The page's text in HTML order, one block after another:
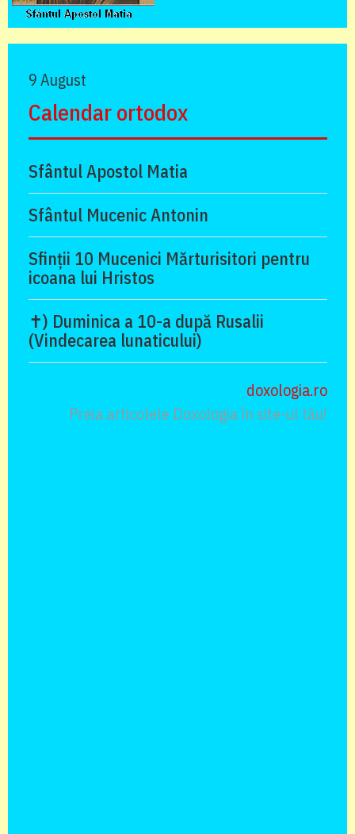
9 August
Calendar ortodox
Sfântul Apostol Matia
Sfântul Mucenic Antonin
Sfinții 10 Mucenici Mărturisitori pentru
icoana lui Hristos
✝) Duminica a 10-a după Rusalii
(Vindecarea lunaticului)
doxologia.ro
Preia articolele Doxologia în site-ul tău!